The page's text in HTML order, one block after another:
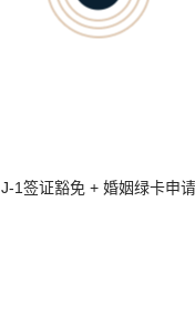
J-1签证豁免 + 婚姻绿卡申请